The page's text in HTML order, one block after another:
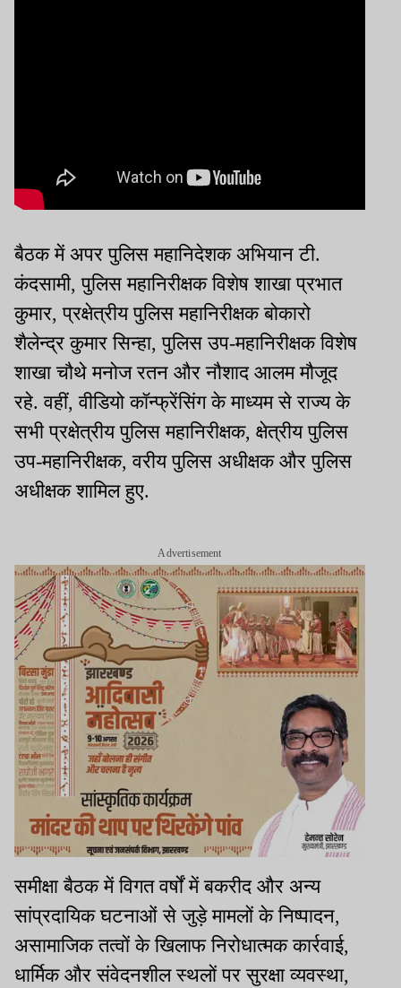
बैठक में अपर पुलिस महानिदेशक अभियान टी.
कंदसामी, पुलिस महानिरीक्षक विशेष शाखा प्रभात
कुमार, प्रक्षेत्रीय पुलिस महानिरीक्षक बोकारो
शैलेन्द्र कुमार सिन्हा, पुलिस उप-महानिरीक्षक विशेष
शाखा चौथे मनोज रतन और नौशाद आलम मौजूद
रहे. वहीं, वीडियो कॉन्फ्रेंसिंग के माध्यम से राज्य के
सभी प्रक्षेत्रीय पुलिस महानिरीक्षक, क्षेत्रीय पुलिस
उप-महानिरीक्षक, वरीय पुलिस अधीक्षक और पुलिस
अधीक्षक शामिल हुए.
Advertisement
समीक्षा बैठक में विगत वर्षों में बकरीद और अन्य
सांप्रदायिक घटनाओं से जुड़े मामलों के निष्पादन,
असामाजिक तत्वों के खिलाफ निरोधात्मक कार्रवाई,
धार्मिक और संवेदनशील स्थलों पर सुरक्षा व्यवस्था,